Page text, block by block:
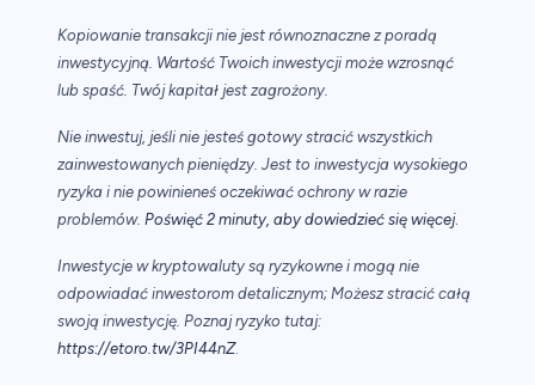
Kopiowanie transakcji nie jest równoznaczne z poradą
inwestycyjną. Wartość Twoich inwestycji może wzrosnąć
lub spaść. Twój kapitał jest zagrożony.
Nie inwestuj, jeśli nie jesteś gotowy stracić wszystkich
zainwestowanych pieniędzy. Jest to inwestycja wysokiego
ryzyka i nie powinieneś oczekiwać ochrony w razie
problemów. Poświęć 2 minuty, aby dowiedzieć się więcej.
Inwestycje w kryptowaluty są ryzykowne i mogą nie
odpowiadać inwestorom detalicznym; Możesz stracić całą
swoją inwestycję. Poznaj ryzyko tutaj:
https://etoro.tw/3PI44nZ.